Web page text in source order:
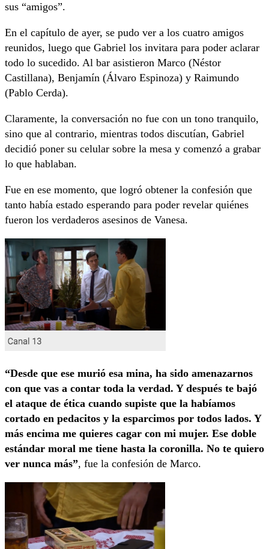
sus “amigos”.
En el capítulo de ayer, se pudo ver a los cuatro amigos
reunidos, luego que Gabriel los invitara para poder aclarar
todo lo sucedido. Al bar asistieron Marco (Néstor
Castillana), Benjamín (Álvaro Espinoza) y Raimundo
(Pablo Cerda).
Claramente, la conversación no fue con un tono tranquilo,
sino que al contrario, mientras todos discutían, Gabriel
decidió poner su celular sobre la mesa y comenzó a grabar
lo que hablaban.
Fue en ese momento, que logró obtener la confesión que
tanto había estado esperando para poder revelar quiénes
fueron los verdaderos asesinos de Vanesa.
“Desde que ese murió esa mina, ha sido amenazarnos
con que vas a contar toda la verdad. Y después te bajó
el ataque de ética cuando supiste que la habíamos
cortado en pedacitos y la esparcimos por todos lados. Y
más encima me quieres cagar con mi mujer. Ese doble
estándar moral me tiene hasta la coronilla. No te quiero
ver nunca más”, fue la confesión de Marco.